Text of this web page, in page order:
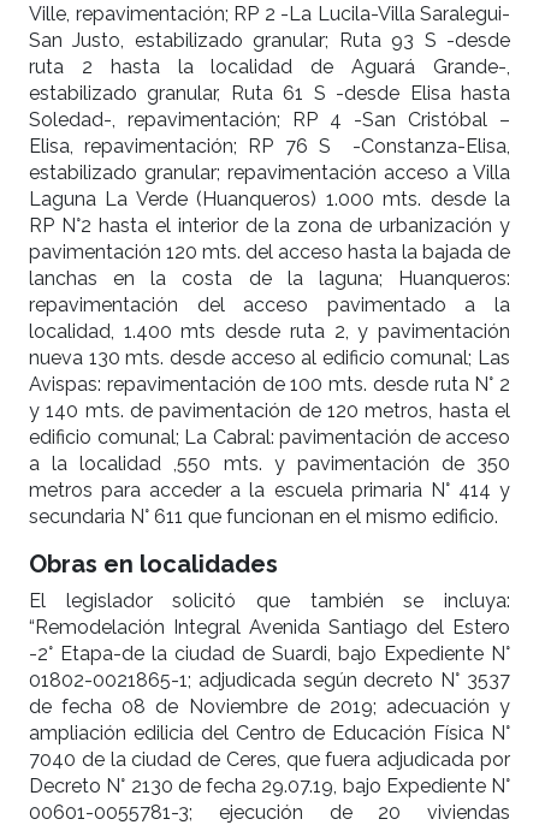
Ville, repavimentación; RP 2 -La Lucila-Villa Saralegui-
San Justo, estabilizado granular; Ruta 93 S -desde
ruta 2 hasta la localidad de Aguará Grande-,
estabilizado granular, Ruta 61 S -desde Elisa hasta
Soledad-, repavimentación; RP 4 -San Cristóbal –
Elisa, repavimentación; RP 76 S -Constanza-Elisa,
estabilizado granular; repavimentación acceso a Villa
Laguna La Verde (Huanqueros) 1.000 mts. desde la
RP N°2 hasta el interior de la zona de urbanización y
pavimentación 120 mts. del acceso hasta la bajada de
lanchas en la costa de la laguna; Huanqueros:
repavimentación del acceso pavimentado a la
localidad, 1.400 mts desde ruta 2, y pavimentación
nueva 130 mts. desde acceso al edificio comunal; Las
Avispas: repavimentación de 100 mts. desde ruta N° 2
y 140 mts. de pavimentación de 120 metros, hasta el
edificio comunal; La Cabral: pavimentación de acceso
a la localidad ,550 mts. y pavimentación de 350
metros para acceder a la escuela primaria N° 414 y
secundaria N° 611 que funcionan en el mismo edificio.
Obras en localidades
El legislador solicitó que también se incluya:
“Remodelación Integral Avenida Santiago del Estero
-2° Etapa-de la ciudad de Suardi, bajo Expediente N°
01802-0021865-1; adjudicada según decreto N° 3537
de fecha 08 de Noviembre de 2019; adecuación y
ampliación edilicia del Centro de Educación Física N°
7040 de la ciudad de Ceres, que fuera adjudicada por
Decreto N° 2130 de fecha 29.07.19, bajo Expediente N°
00601-0055781-3; ejecución de 20 viviendas